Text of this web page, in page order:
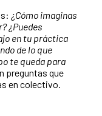
¿Cómo imaginas
¿Puedes
en tu práctica
de lo que
te queda para
preguntas que
en colectivo.